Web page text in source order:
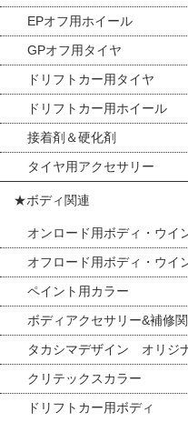
EPオフ用ホイール
GPオフ用タイヤ
ドリフトカー用タイヤ
ドリフトカー用ホイール
接着剤＆硬化剤
タイヤ用アクセサリー
★ボディ関連
オンロード用ボディ・ウイ
オフロード用ボディ・ウイ
ペイント用カラー
ボディアクセサリー&補修
タカシマデザイン オリジ
クリテックスカラー
ドリフトカー用ボディ